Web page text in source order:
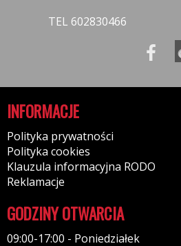
TEL 602830466
INFORMACJE
Polityka prywatności
Polityka cookies
Klauzula informacyjna RODO
Reklamacje
GODZINY OTWARCIA
09:00-17:00 - Poniedziałek